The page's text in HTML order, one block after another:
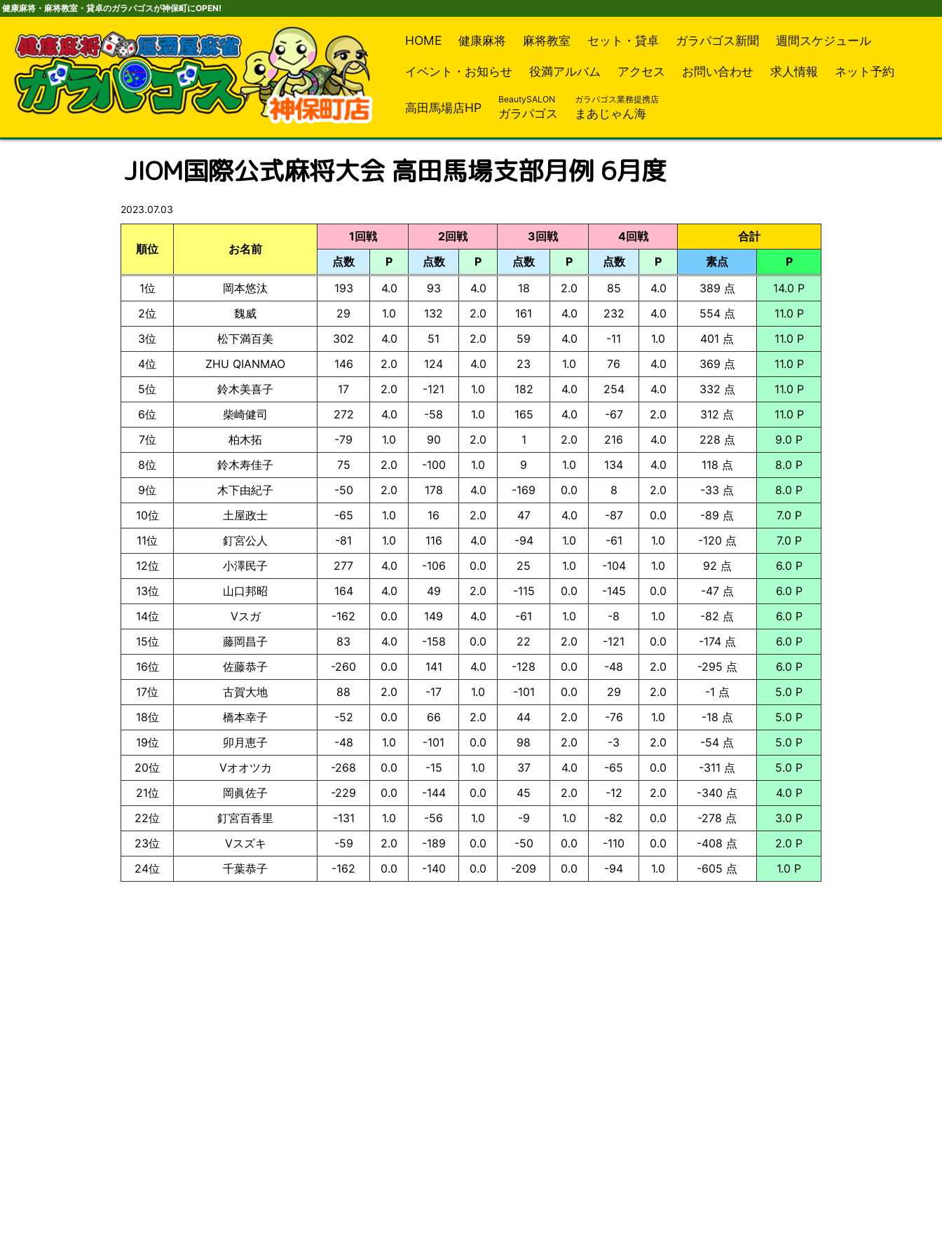
健康麻将・麻将教室・貸卓のガラパゴスが神保町にOPEN!
HOME 健康麻将 麻将教室 セット・貸卓 ガラパゴス新聞 週間スケジュール
イベント・お知らせ 役満アルバム アクセス お問い合わせ 求人情報 ネット予約
高田馬場店HP
BeautySALON
ガラパゴス
ガラパゴス業務提携店
まあじゃん海
JIOM国際公式麻将大会 高田馬場支部月例 6月度
2023.07.03
順位 お名前
1回戦 2回戦 3回戦 4回戦
合計
点数
P 点数 P 点数 P 点数 P 素点
P
1位
岡本悠汰 193 4.0 93 4.0 18 2.0 85 4.0 389 点
14.0 P
2位
魏威 29 1.0 132 2.0 161 4.0 232 4.0 554 点
11.0 P
3位
松下満百美 302 4.0 51 2.0 59 4.0 -11 1.0 401 点
11.0 P
4位
ZHU QIANMAO 146 2.0 124 4.0 23 1.0 76 4.0 369 点
11.0 P
5位
鈴木美喜子 17 2.0 -121 1.0 182 4.0 254 4.0 332 点
11.0 P
6位
柴崎健司 272 4.0 -58 1.0 165 4.0 -67 2.0 312 点
11.0 P
7位
柏木拓 -79 1.0 90 2.0 1 2.0 216 4.0 228 点
9.0 P
8位
鈴木寿佳子 75 2.0 -100 1.0 9 1.0 134 4.0 118 点
8.0 P
9位
木下由紀子 -50 2.0 178 4.0 -169 0.0 8 2.0 -33 点
8.0 P
10位
土屋政士 -65 1.0 16 2.0 47 4.0 -87 0.0 -89 点
7.0 P
11位
釘宮公人 -81 1.0 116 4.0 -94 1.0 -61 1.0 -120 点
7.0 P
12位
小澤民子 277 4.0 -106 0.0 25 1.0 -104 1.0 92 点
6.0 P
13位
山口邦昭 164 4.0 49 2.0 -115 0.0 -145 0.0 -47 点
6.0 P
14位
Vスガ -162 0.0 149 4.0 -61 1.0 -8 1.0 -82 点
6.0 P
15位
藤岡昌子 83 4.0 -158 0.0 22 2.0 -121 0.0 -174 点
6.0 P
16位
佐藤恭子 -260 0.0 141 4.0 -128 0.0 -48 2.0 -295 点
6.0 P
17位
古賀大地 88 2.0 -17 1.0 -101 0.0 29 2.0 -1 点
5.0 P
18位
橋本幸子 -52 0.0 66 2.0 44 2.0 -76 1.0 -18 点
5.0 P
19位
卯月恵子 -48 1.0 -101 0.0 98 2.0 -3 2.0 -54 点
5.0 P
20位
Vオオツカ -268 0.0 -15 1.0 37 4.0 -65 0.0 -311 点
5.0 P
21位
岡眞佐子 -229 0.0 -144 0.0 45 2.0 -12 2.0 -340 点
4.0 P
22位
釘宮百香里 -131 1.0 -56 1.0 -9 1.0 -82 0.0 -278 点
3.0 P
23位
Vスズキ -59 2.0 -189 0.0 -50 0.0 -110 0.0 -408 点
2.0 P
24位
千葉恭子 -162 0.0 -140 0.0 -209 0.0 -94 1.0 -605 点 1.0 P